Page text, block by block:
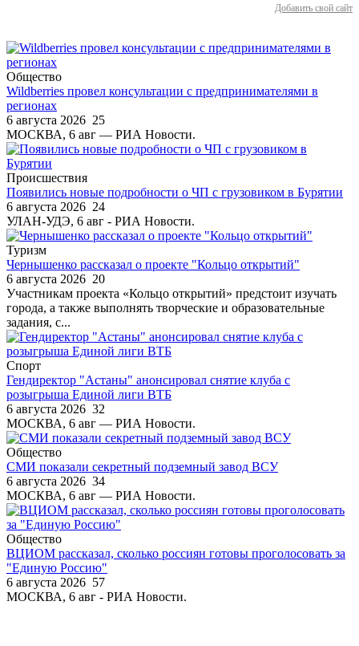
Добавить свой сайт
Общество
Wildberries провел консультации с предпринимателями в
регионах
6 августа 2026 25
МОСКВА, 6 авг — РИА Новости.
Происшествия
Появились новые подробности о ЧП с грузовиком в Бурятии
6 августа 2026 24
УЛАН-УДЭ, 6 авг - РИА Новости.
Туризм
Чернышенко рассказал о проекте "Кольцо открытий"
6 августа 2026 20
Участникам проекта «Кольцо открытий» предстоит изучать
города, а также выполнять творческие и образовательные
задания, с...
Спорт
Гендиректор "Астаны" анонсировал снятие клуба с
розыгрыша Единой лиги ВТБ
6 августа 2026 32
МОСКВА, 6 авг — РИА Новости.
Общество
СМИ показали секретный подземный завод ВСУ
6 августа 2026 34
МОСКВА, 6 авг — РИА Новости.
Общество
ВЦИОМ рассказал, сколько россиян готовы проголосовать за
"Единую Россию"
6 августа 2026 57
МОСКВА, 6 авг - РИА Новости.